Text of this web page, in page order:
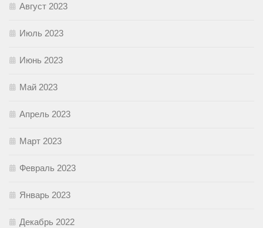
Август 2023
Июль 2023
Июнь 2023
Май 2023
Апрель 2023
Март 2023
Февраль 2023
Январь 2023
Декабрь 2022